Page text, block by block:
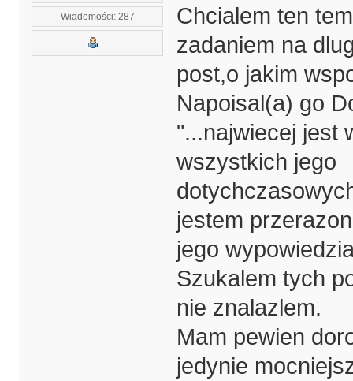
Wiadomości: 287
Chcialem ten
zadaniem na
post,o jakim
Napoisal(a) go
"...najwiecej jest
wszystkich jego
jestem
jego
Szukalem tych
nie znalazlem.
Mam pewien
jedynie